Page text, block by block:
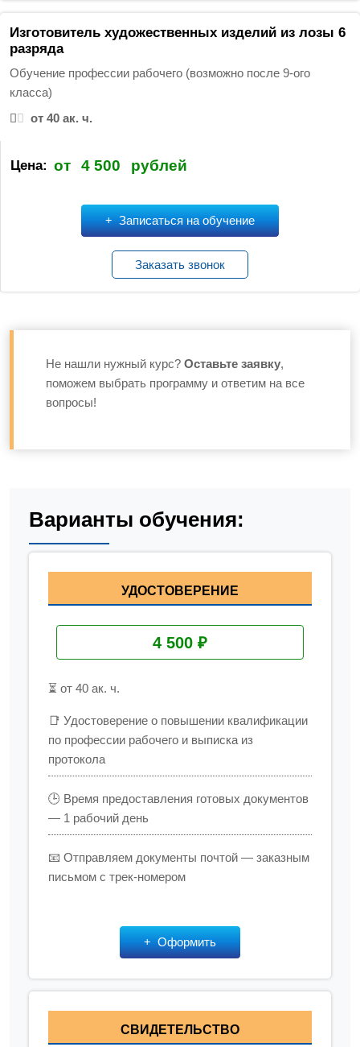
Изготовитель художественных изделий из лозы 6
разряда
Обучение профессии рабочего (возможно после 9-ого
класса)
от 40 ак. ч.
Цена: от 4 500 рублей
Записаться на обучение
Заказать звонок
Не нашли нужный курс? Оставьте заявку,
поможем выбрать программу и ответим на все
вопросы!
Варианты обучения:
УДОСТОВЕРЕНИЕ
4 500 ₽
⏳ от 40 ак. ч.
📑 Удостоверение о повышении квалификации
по профессии рабочего и выписка из
протокола
🕒 Время предоставления готовых документов
— 1 рабочий день
📧 Отправляем документы почтой — заказным
письмом с трек-номером
Оформить
СВИДЕТЕЛЬСТВО